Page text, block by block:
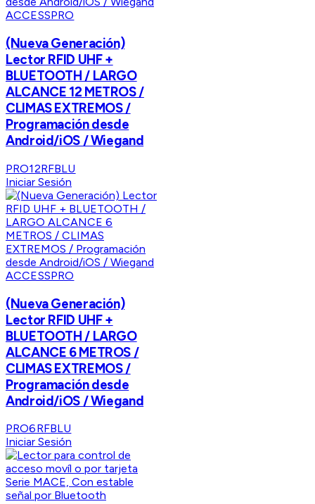
ACCESSPRO
(Nueva Generación)
Lector RFID UHF +
BLUETOOTH / LARGO
ALCANCE 12 METROS /
CLIMAS EXTREMOS /
Programación desde
Android/iOS / Wiegand
PRO12RFBLU
Iniciar Sesión
ACCESSPRO
(Nueva Generación)
Lector RFID UHF +
BLUETOOTH / LARGO
ALCANCE 6 METROS /
CLIMAS EXTREMOS /
Programación desde
Android/iOS / Wiegand
PRO6RFBLU
Iniciar Sesión